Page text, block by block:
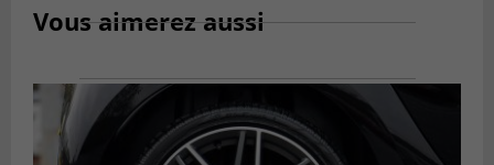
Vous aimerez aussi